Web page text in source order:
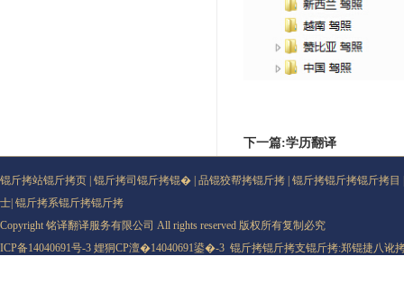
下一篇:学历翻译
锟斤拷站锟斤拷页 锟斤拷司锟斤拷锟� 品锟狡帮拷锟斤拷 锟斤拷锟斤拷锟斤拷目
士 锟斤拷系锟斤拷锟斤拷
Copyright 铭译翻译服务有限公司 All rights reserved 版权所有复制必究
ICP备14040691号-3 娌狪CP澶�14040691鍙�-3 锟斤拷锟斤拷支锟斤拷:郑锟捷八讹